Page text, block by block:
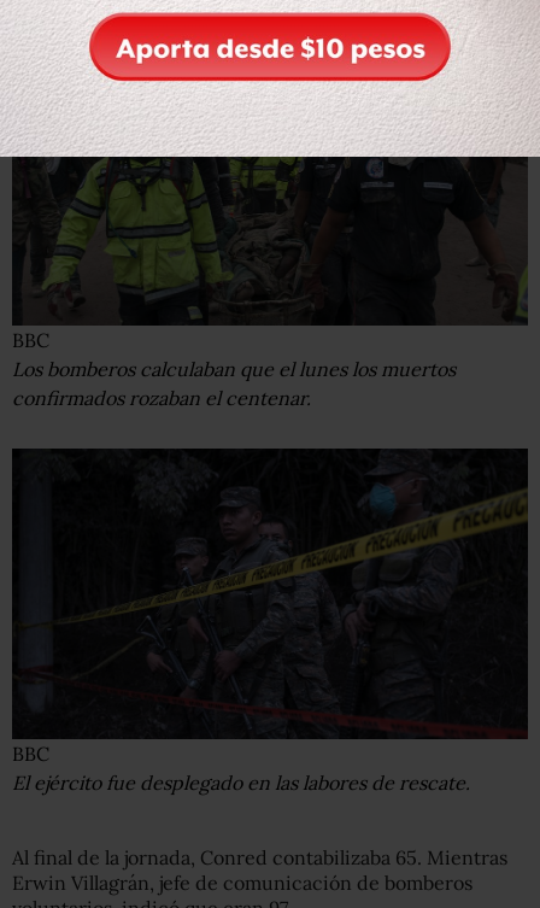
BBC
Los bomberos calculaban que el lunes los muertos
confirmados rozaban el centenar.
BBC
El ejército fue desplegado en las labores de rescate.
Al final de la jornada, Conred contabilizaba 65. Mientras
Erwin Villagrán, jefe de comunicación de bomberos